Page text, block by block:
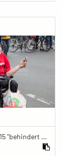
Pride Parade 2015 "behindert und verrückt feiern"